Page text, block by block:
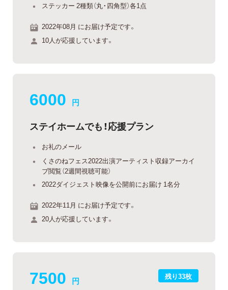
ステッカー 2種類（丸・四角型）各1点
2022年08月 にお届け予定です。
10人が応援しています。
6000 円
ステイホームでも！応援プラン
お礼のメール
くさのねフェス2022出演アーティスト収録アーカイ
ブ閲覧（2週間視聴可能）
2022ダイジェスト映像を公開前にお届け 1名分
2022年11月 にお届け予定です。
20人が応援しています。
残り33枚
7500 円